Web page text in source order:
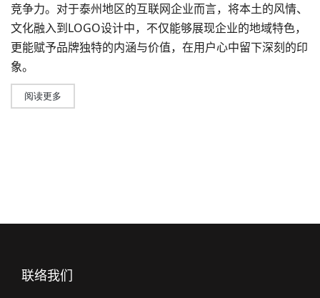
竞争力。对于泰州地区的互联网企业而言，将本土的风情、
文化融入到LOGO设计中，不仅能够展现企业的地域特色，
更能赋予品牌独特的内涵与价值，在用户心中留下深刻的印
象。
阅读更多
联络我们